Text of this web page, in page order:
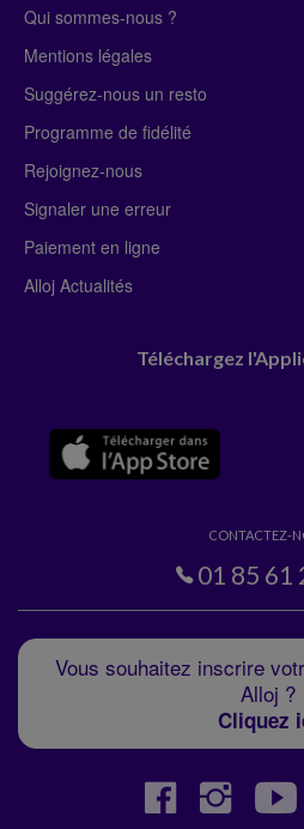
Qui sommes-nous ?
Mentions légales
Suggérez-nous un resto
Programme de fidélité
Rejoignez-nous
Signaler une erreur
Paiement en ligne
Alloj Actualités
Téléchargez
CONTACTEZ-
01 85 61
Vous souhaitez inscrire
Alloj ?
Cliquez